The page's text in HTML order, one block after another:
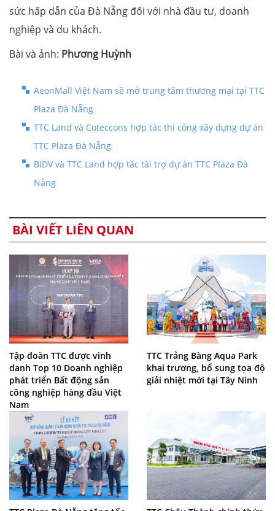
sức hấp dẫn của Đà Nẵng đối với nhà đầu tư, doanh
nghiệp và du khách.
Bài và ảnh: Phương Huỳnh
AeonMall Việt Nam sẽ mở trung tâm thương mại tại TTC
Plaza Đà Nẵng
TTC Land và Coteccons hợp tác thi công xây dựng dự án
TTC Plaza Đà Nẵng
BIDV và TTC Land hợp tác tài trợ dự án TTC Plaza Đà
Nẵng
BÀI VIẾT LIÊN QUAN
Tập đoàn TTC được vinh
danh Top 10 Doanh nghiệp
phát triển Bất động sản
công nghiệp hàng đầu Việt
Nam
TTC Trảng Bàng Aqua Park
khai trương, bổ sung tọa độ
giải nhiệt mới tại Tây Ninh